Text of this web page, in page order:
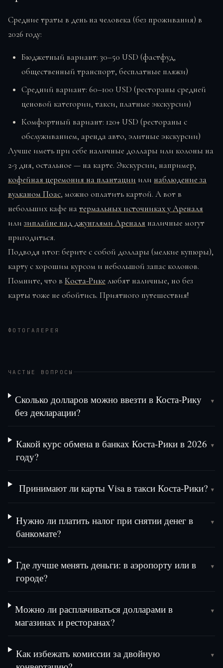
Средние траты в день на человека (без проживания) в
2026 году:
Бюджетный вариант: 30–50 USD (фастфуд,
общественный транспорт, бесплатные пляжи)
Средний вариант: 60–100 USD (рестораны средней
ценовой категории, такси, платные экскурсии)
Комфортный вариант: 120+ USD (рестораны с
обслуживанием, аренда авто, элитные экскурсии)
Лучше иметь при себе наличные доллары или колоны на
2-3 дня, остальное — на карте. Экскурсии, например,
кофейная церемония на плантации или наблюдение за
вулканом Поас, можно оплатить картой. А вот в
небольших кафе натермальных источниках у Ареналя
или зиплайне над джунглями Ареналя наличные могут
пригодиться.
Подводя итог: берите с собой доллары (мелкие купюры),
карту с хорошим курсом и небольшой запас колонов.
Помните, что в Коста-Рике любят наличные, но без
карты тоже не обойтись. Приятного путешествия!
ФОТОГАЛЕРЕЯ
ЧАСТЫЕ ВОПРОСЫ
Сколько долларов можно ввезти в Коста-Рику
без декларации?
▾
Какой курс обмена в банках Коста-Рики в 2026
году?
▾
Принимают ли карты Visa в такси Коста-Рики? ▾
Нужно ли платить налог при снятии денег в
банкомате?
▾
Где лучше менять деньги: в аэропорту или в
городе?
▾
Можно ли расплачиваться долларами в
магазинах и ресторанах?
▾
Как избежать комиссии за двойную
▾